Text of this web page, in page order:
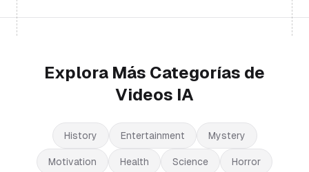
Explora Más Categorías de
Videos IA
History Entertainment Mystery
Motivation Health Science Horror